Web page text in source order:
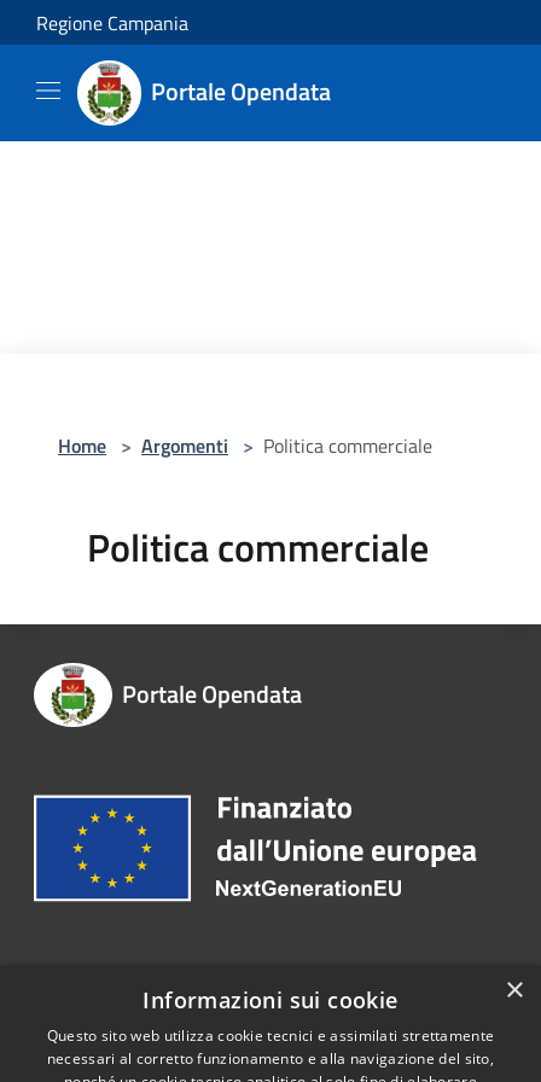
Salta al contenuto principale
Regione Campania
Portale Opendata
Home > Argomenti > Politica commerciale
Politica commerciale
Portale Opendata
Recapiti e contatti
Email: protocollo@comune.trentoladucenta.ce.it
×
Informazioni sui cookie
Questo sito web utilizza cookie tecnici e assimilati strettamente
necessari al corretto funzionamento e alla navigazione del sito,